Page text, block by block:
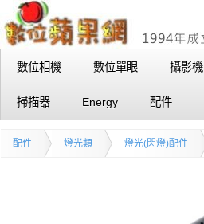
數位相機 數位單眼 攝影機
掃描器 Energy 配件
配件 燈光類 燈光(閃燈)配件